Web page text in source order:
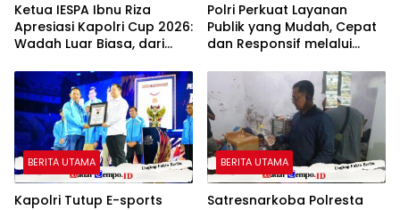
Ketua IESPA Ibnu Riza
Apresiasi Kapolri Cup 2026:
Wadah Luar Biasa, dari
Nasional
Polri Perkuat Layanan
Publik yang Mudah, Cepat
dan Responsif melalui
BERITA UTAMA
Kapolri Tutup E-sports
BERITA UTAMA
Satresnarkoba Polresta